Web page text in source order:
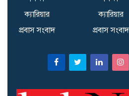
ক্যারিয়ার
প্রবাস সংবাদ
ক্যারিয়ার
প্রবাস সংবাদ